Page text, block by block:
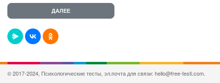
© 2017-2024, Психологические тесты, эл.почта для связи: hello@free-testi.com.